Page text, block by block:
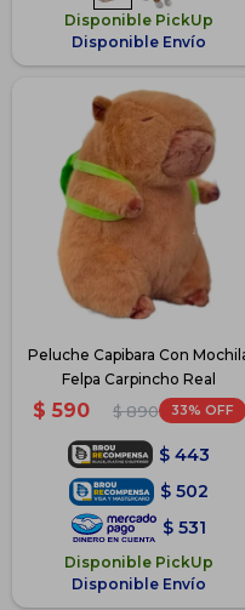
Disponible PickUp
Disponible Envío
Peluche Capibara Con
Felpa Carpincho Real
$ 590 $ 890 33
$ 443
$ 502
$ 531
Disponible PickUp
Disponible Envío